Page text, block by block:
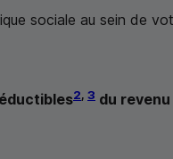
sociale au sein de
2, 3 du